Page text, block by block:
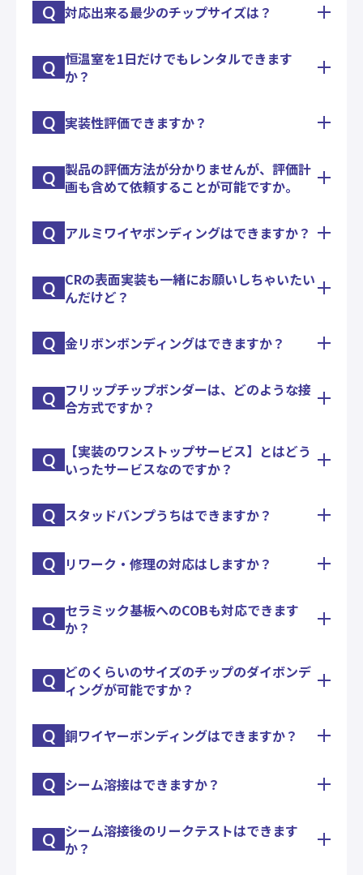
まずは仕様についてご開示いただける範囲で構いま
いただきます。
担当営業がお伺いいたしますので、お気軽にお問い
合わせください。
お客様のご都合で、お客様が試験を実施していただ
Q 対応出来る最少のチップサイズは？
基本は、□0.3㎜です。ＬＥＤ等での実績がござい
ます。
Q 恒温室を1日だけでもレンタルできます
か？
問題はありません。1日からレンタルしていただく
Q 実装性評価できますか？
プル・シェア・ピールの強度試験機はもとより、冷
熱衝撃試験機・恒温恒湿槽・恒温恒湿室などを持っ
また、断面カットサンプルなども協力会社さんに委
託出来ますので、まずは必要評価項目についてご相
Q 製品の評価方法が分かりませんが、評価計
画も含めて依頼することが可能ですか。
お問合せ内容によっては、試験方法、計画書などの
Q アルミワイヤボンディングはできますか？
アルミボンディングは、太線・細線・リボンに対応
出来ます。
Q CRの表面実装も一緒にお願いしちゃいたい
んだけど？
少量でしたら、社内対応で。
ベアチップ実装含め我が社で一括して実装組立て
し、納品いたします。
Q 金リボンボンディングはできますか？
対応できるのですが、金リボンが非常に高価なこと
もあり、慎重にお打合せいただきながら進めさせて
金ウエッジボンディングも出来ます。
Q フリップチップボンダーは、どのような接
合方式ですか？
加圧加熱方式です。
ＡＣＦ等の樹脂接合系の実装を得意としておりま
Q
【実装のワンストップサービス】とはどう
いったサービスなのですか？
実装・試作～量産準備～量産までの開発ステップ
立までの全ての製造段階をカバーする一連のサービ
スを意味します。
Q スタッドバンプうちはできますか？
金スタッドバンプ打ちは出来ます。
します。
Q リワーク・修理の対応はしますか？
一般的なリワークもいたしますし、実験品のワイヤ
ー張りなおしや、チップの乗せ換え等、様々なニー
Q セラミック基板へのCOBも対応できます
か？
セラミック基板、アルミ基板、ガラス基板、シリコ
ン基板など、様々な基板への実装に対応しておりま
また、それらの基板の製作・手配も承ります。
Q どのくらいのサイズのチップのダイボンデ
ィングが可能ですか？
チップサイズ(0.1ｍｍ〜15ｍｍ)のダイボンディン
チップサイズによって使用する設備を選定させてい
ただきます。
Q 銅ワイヤーボンディングはできますか？
弊社では15μm~60μmのワイヤ径の銅線ボールボン
(38μm<要相談)のでお気軽にご相談ください
Q シーム溶接はできますか？
シーム溶接機を保有しておりますので、セラミック
パッケージやメタルパッケージの気密封止が必要な
Q シーム溶接後のリークテストはできます
か？